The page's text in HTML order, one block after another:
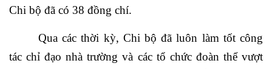
Chi bộ đã có 38 đồng chí.
Qua các thời kỳ, Chi bộ đã luôn làm tốt công
tác chỉ đạo nhà trường và các tổ chức đoàn thể vượt